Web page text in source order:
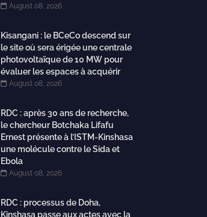
August 08, 2026
Kisangani : le BCeCo descend sur
le site où sera érigée une centrale
photovoltaïque de 10 MW pour
évaluer les espaces à acquérir
August 08, 2026
RDC : après 30 ans de recherche,
le chercheur Botchaka Lifafu
Ernest présente à l’ISTM-Kinshasa
une molécule contre le Sida et
Ebola
August 08, 2026
RDC : processus de Doha,
Kinshasa passe aux actes avec la